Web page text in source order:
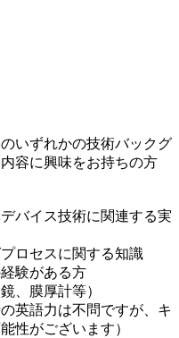
いずれかの技術バックグ
容に興味をお持ちの方
バイス技術に関連する実
ロセスに関する知識
験がある方
、膜厚計等）
英語力は不問ですが、キ
性がございます）